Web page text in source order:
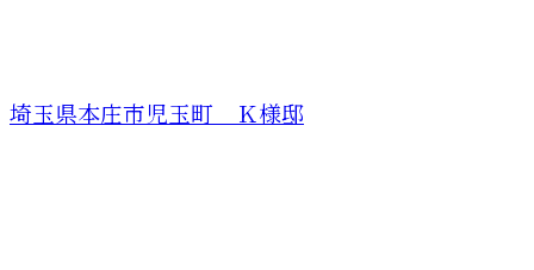
埼玉県本庄市児玉町 Ｋ様邸